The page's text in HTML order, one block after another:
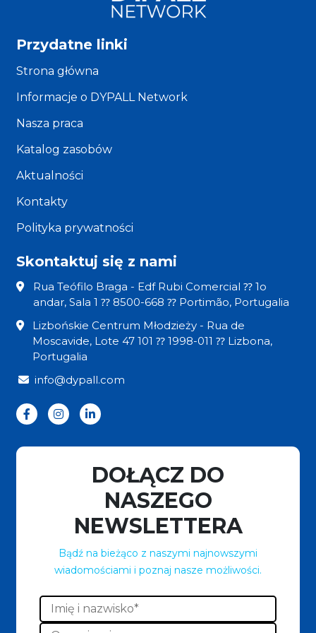
Przydatne linki
Strona główna
Informacje o DYPALL Network
Nasza praca
Katalog zasobów
Aktualności
Kontakty
Polityka prywatności
Skontaktuj się z nami
Rua Teófilo Braga - Edf Rubi Comercial ⁇ 1o
andar, Sala 1 ⁇ 8500-668 ⁇ Portimão, Portugalia
Lizbońskie Centrum Młodzieży - Rua de
Moscavide, Lote 47 101 ⁇ 1998-011 ⁇ Lizbona,
Portugalia
info@dypall.com
DOŁĄCZ DO
NASZEGO
NEWSLETTERA
Bądź na bieżąco z naszymi najnowszymi
wiadomościami i poznaj nasze możliwości.